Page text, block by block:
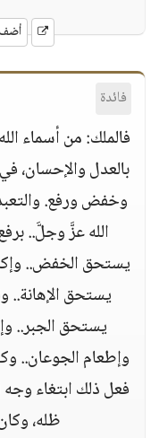
فائدة
فالملك: من أسماء
بالعدل والإحسان،
وخفض ورفع.
الله عزَّ وجلَّ..
يستحق الخفض..
يستحق
يستحق الجبر..
وإطعام الجوعان..
فعل ذلك ابتغاء وجه
ظله،